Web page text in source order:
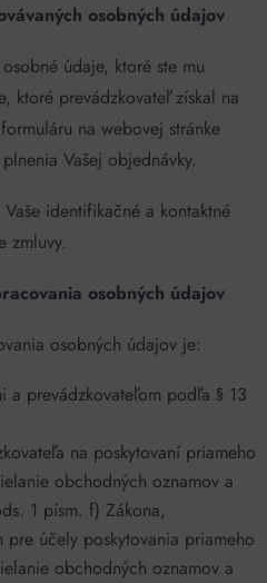
osobných údajov
údaje, ktoré ste mu
ktoré prevádzkovateľ získal na
na webovej stránke
Vašej objednávky.
identifikačné a kontaktné
zmluvy.
osobných údajov
osobných údajov je:
a prevádzkovateľom podľa § 13
na poskytovaní priameho
obchodných oznamov a
1 písm. f) Zákona,
pre účely poskytovania priameho
obchodných oznamov a